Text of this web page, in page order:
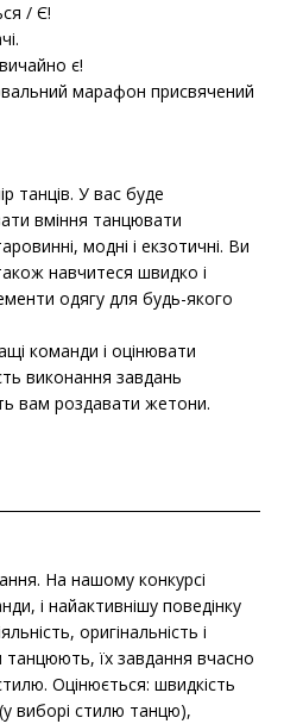
/ Є!
є!
марафон присвячений
танців. У вас буде
вміння танцювати
модні і екзотичні. Ви
навчитеся швидко і
одягу для будь-якого
команди і оцінювати
виконання завдань
вам роздавати жетони.
На нашому конкурсі
і найактивнішу поведінку
оригінальність і
танцюють, їх завдання вчасно
Оцінюється: швидкість
виборі стилю танцю),